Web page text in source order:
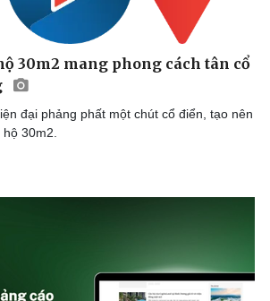
30m2 mang phong cách tân cổ
đại phảng phất một chút cổ điển, tạo nên
30m2.